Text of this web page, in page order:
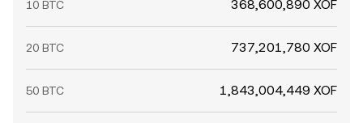
10 BTC 368,600,890 XOF
20 BTC 737,201,780 XOF
50 BTC 1,843,004,449 XOF